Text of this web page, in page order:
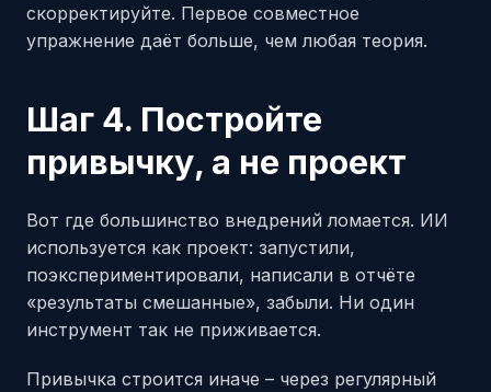
скорректируйте. Первое совместное
упражнение даёт больше, чем любая теория.
Шаг 4. Постройте
привычку, а не проект
Вот где большинство внедрений ломается. ИИ
используется как проект: запустили,
поэкспериментировали, написали в отчёте
«результаты смешанные», забыли. Ни один
инструмент так не приживается.
Привычка строится иначе – через регулярный